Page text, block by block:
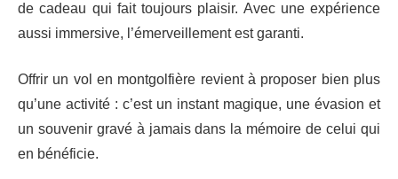
de cadeau qui fait toujours plaisir. Avec une expérience
aussi immersive, l’émerveillement est garanti.
Offrir un vol en montgolfière revient à proposer bien plus
qu’une activité : c’est un instant magique, une évasion et
un souvenir gravé à jamais dans la mémoire de celui qui
en bénéficie.